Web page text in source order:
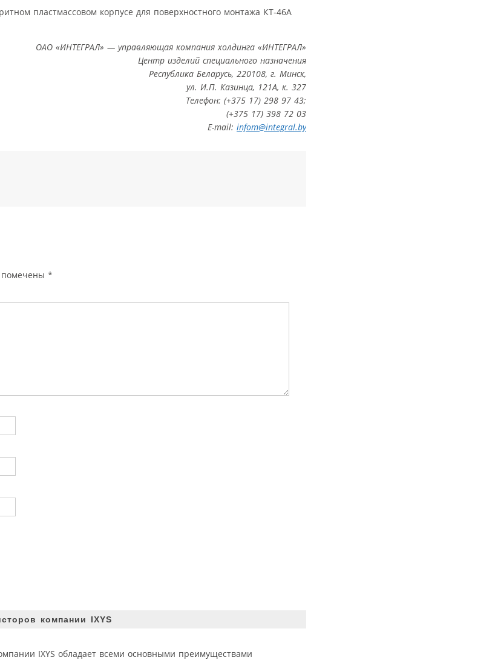
пластмассовом корпусе для поверхностного монтажа КТ-46А
ОАО «ИНТЕГРАЛ» — управляющая компания холдинга «ИНТЕГРАЛ»
Центр изделий специального назначения
Республика Беларусь, 220108, г. Минск,
ул. И.П. Казинца, 121А, к. 327
Телефон: (+375 17) 298 97 43;
(+375 17) 398 72 03
E-mail: infom@integral.by
помечены *
компании IXYS
IXYS обладает всеми основными преимуществами